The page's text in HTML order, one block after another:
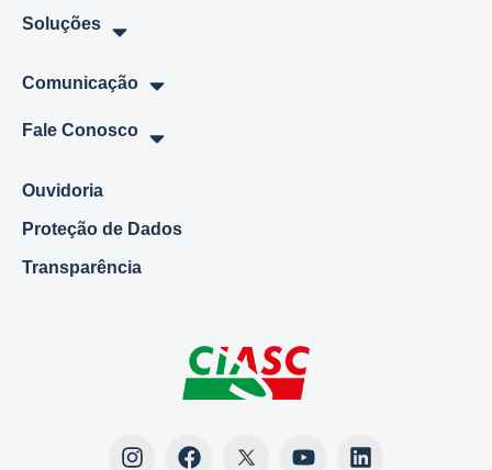
Soluções
Comunicação
Fale Conosco
Ouvidoria
Proteção de Dados
Transparência